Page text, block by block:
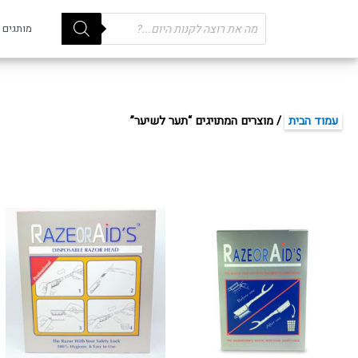
מותגים
Products
search
עמוד הבית / מוצרים המתויגים “תער לשיער”